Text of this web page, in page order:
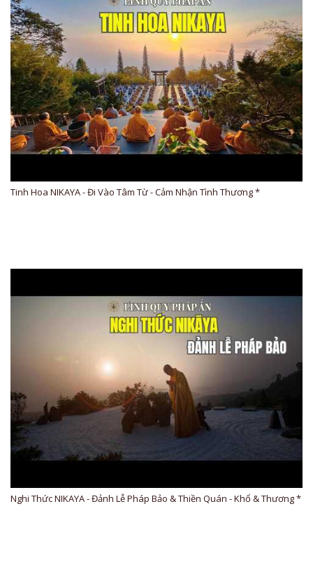
Tinh Hoa NIKAYA - Đi Vào Tâm Từ - Cảm Nhận Tình Thương *
Nghi Thức NIKAYA - Đảnh Lễ Pháp Bảo & Thiền Quán - Khổ & Thương *